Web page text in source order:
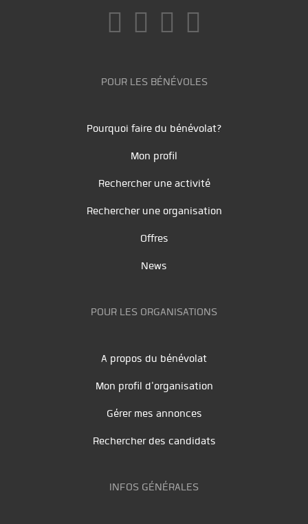
POUR LES BÉNÉVOLES
Pourquoi faire du bénévolat?
Mon profil
Rechercher une activité
Rechercher une organisation
Offres
News
POUR LES ORGANISATIONS
A propos du bénévolat
Mon profil d'organisation
Gérer mes annonces
Rechercher des candidats
INFOS GÉNÉRALES